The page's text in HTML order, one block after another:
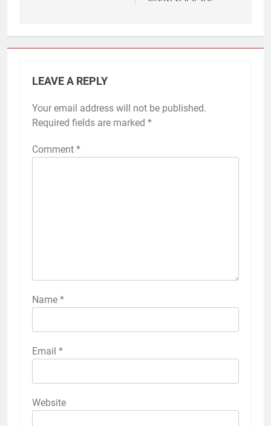
LEAVE A REPLY
Your email address will not be published.
Required fields are marked *
Comment *
Name *
Email *
Website